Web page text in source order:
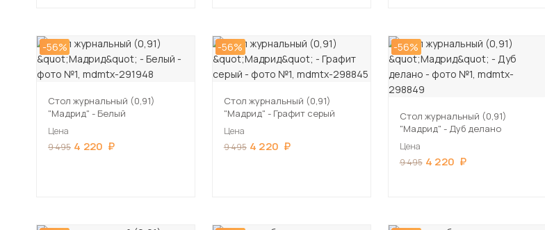
-56%
Стол журнальный (0,91)
"Мадрид" - Белый
Цена
9 495 4 220
-56%
Стол журнальный (0,91)
"Мадрид" - Графит серый
Цена
9 495 4 220
-56%
Стол журнальный (0,91)
"Мадрид" - Дуб делано
Цена
9 495 4 220